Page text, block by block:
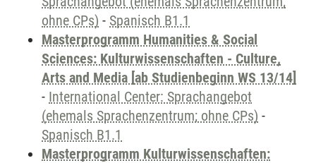
ohne CPs) - Spanisch B1.1
Masterprogramm Humanities & Social
Sciences: Kulturwissenschaften - Culture,
Arts and Media [ab Studienbeginn WS 13/14]
- International Center: Sprachangebot
(ehemals Sprachenzentrum; ohne CPs) -
Spanisch B1.1
Masterprogramm Kulturwissenschaften: